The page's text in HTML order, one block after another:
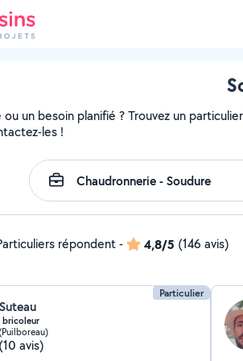
ou un besoin planifié ? Trouvez un
les !
répondent- 4,8/5 (146 avis)
Particulier
(10 avis)